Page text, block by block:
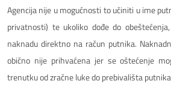
Agencija nije u mogućnosti to učiniti u ime
privatnosti) te ukoliko dođe do
naknadu direktno na račun putnika.
obično nije prihvaćena jer se oštećenje
trenutku od zračne luke do prebivališta